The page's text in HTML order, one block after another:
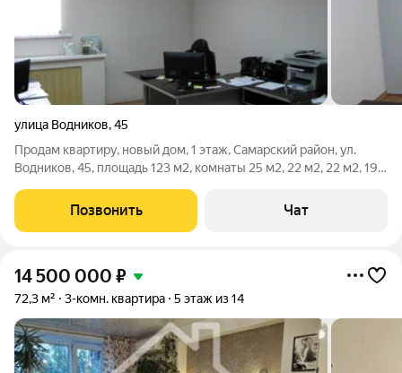
улица Водников,45
Продам квартиру, новый дом, 1 этаж, Самарский район, ул.
Водников, 45, площадь 123 м2, комнаты 25 м2, 22 м2, 22 м2, 19
телефон, туалет, парковка, 5 комнат (4 раздельные), приемная,
Позвонить Чат
14 500 000 ₽
72,3 м² 3-комн. квартира 5 этаж из 14